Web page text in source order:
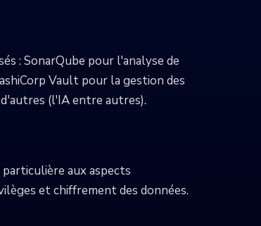
: SonarQube pour l'analyse de
Vault pour la gestion des
(l'IA entre autres).
aux aspects
et chiffrement des données.